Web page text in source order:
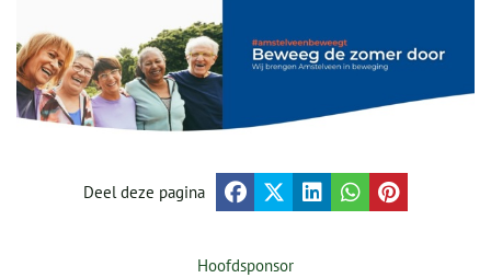
Deel deze pagina
Hoofdsponsor